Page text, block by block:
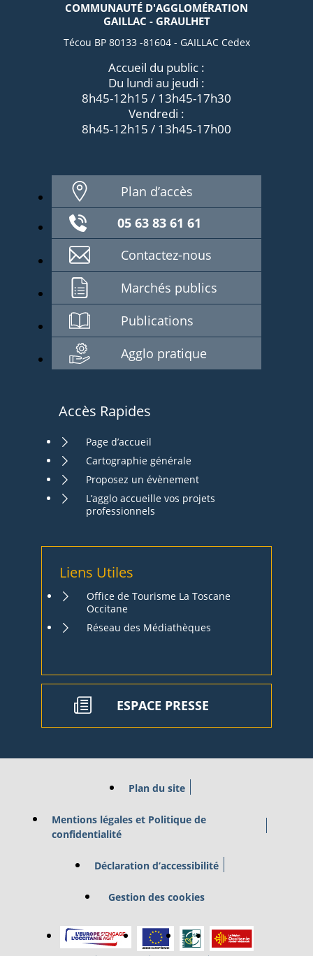
COMMUNAUTÉ D'AGGLOMÉRATION
GAILLAC - GRAULHET
Técou BP 80133 -81604 - GAILLAC Cedex
Accueil du public :
Du lundi au jeudi :
8h45-12h15 / 13h45-17h30
Vendredi :
8h45-12h15 / 13h45-17h00
Plan d’accès
05 63 83 61 61
Contactez-nous
Marchés publics
Publications
Agglo pratique
Accès Rapides
Page d’accueil
Cartographie générale
Proposez un évènement
L’agglo accueille vos projets
professionnels
Liens Utiles
Office de Tourisme La Toscane
Occitane
Réseau des Médiathèques
ESPACE PRESSE
Plan du site
Mentions légales et Politique de
confidentialité
Déclaration d’accessibilité
Gestion des cookies